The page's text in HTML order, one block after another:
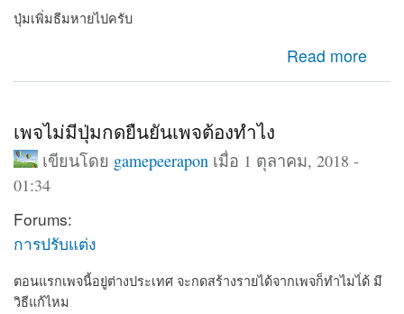
ปุ่มเพิ่มธีมหายไปครับ
Read more
เพจไม่มีปุ่มกดยืนยันเพจต้องทำไง
เขียนโดย gamepeerapon เมื่อ 1 ตุลาคม, 2018 -
01:34
Forums:
การปรับแต่ง
ตอนแรกเพจนี้อยู่ต่างประเทศ จะกดสร้างรายได้จากเพจก็ทำไมไ่ด้ มี
วิธีแก้ไหม